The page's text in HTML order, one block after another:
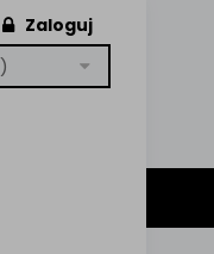
Zaloguj